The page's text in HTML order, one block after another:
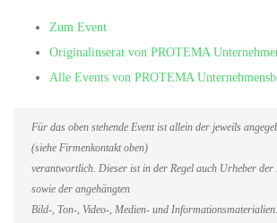
Zum Event
Originalinserat von PROTEMA
Alle Events von PROTEMA
Für das oben stehende Event ist allein der jeweils
(siehe Firmenkontakt oben)
verantwortlich. Dieser ist in der Regel auch Urheber der
sowie der angehängten
Bild-, Ton-, Video-, Medien- und